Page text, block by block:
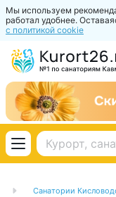
Мы используем
работал удобнее.
с политикой cookie
Санатории